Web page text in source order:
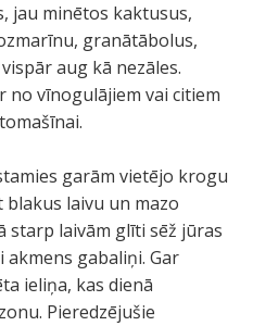
jau minētos kaktusus,
granātābolus,
aug kā nezāles.
no vīnogulājiem vai citiem
garām vietējo krogu
laivu un mazo
starp laivām glīti sēž jūras
akmens gabaliņi. Gar
ieliņa, kas dienā
Pieredzējušie